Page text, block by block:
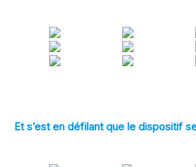
Et s’est en défilant que le dispositif